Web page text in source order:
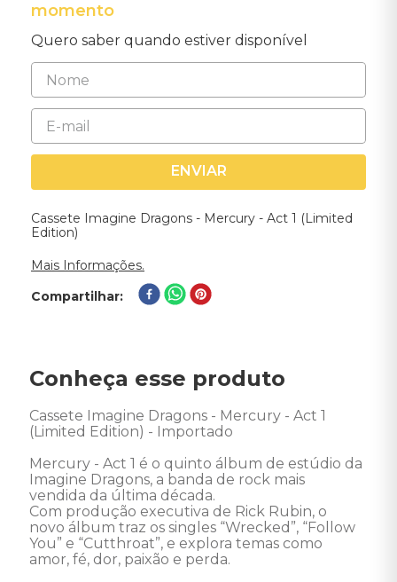
momento
Quero saber quando estiver disponível
ENVIAR
Cassete Imagine Dragons - Mercury - Act 1 (Limited
Edition)
Mais Informações.
Compartilhar
Conheça esse produto
Cassete Imagine Dragons - Mercury - Act 1
(Limited Edition) - Importado
Mercury - Act 1 é o quinto álbum de estúdio da
Imagine Dragons, a banda de rock mais
vendida da última década.
Com produção executiva de Rick Rubin, o
novo álbum traz os singles “Wrecked”, “Follow
You” e “Cutthroat”, e explora temas como
amor, fé, dor, paixão e perda.